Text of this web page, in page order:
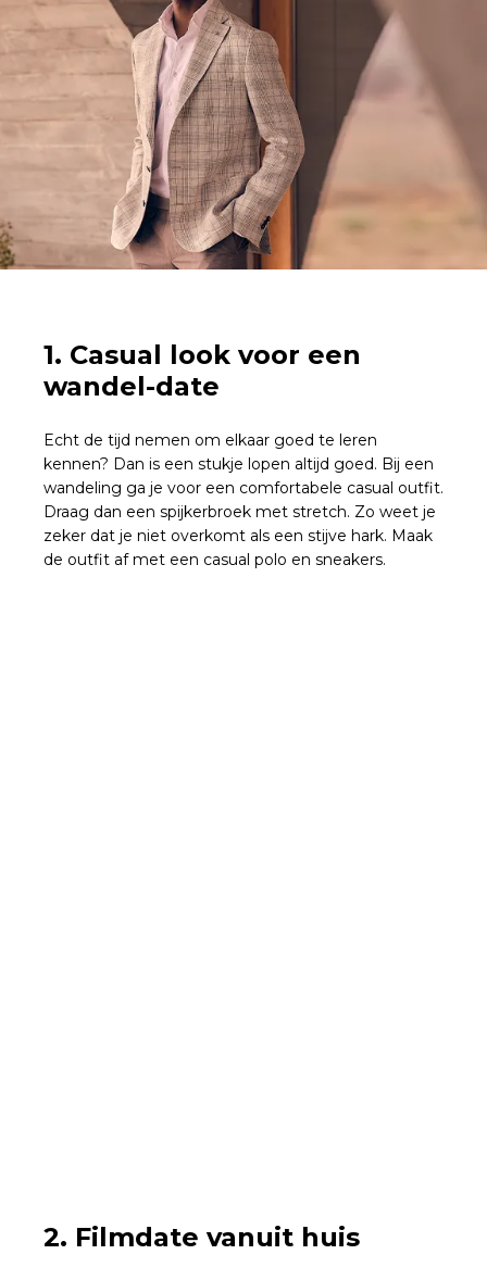
1. Casual look voor een
wandel-date
Echt de tijd nemen om elkaar goed te leren
kennen? Dan is een stukje lopen altijd goed. Bij een
wandeling ga je voor een comfortabele casual outfit.
Draag dan een spijkerbroek met stretch. Zo weet je
zeker dat je niet overkomt als een stijve hark. Maak
de outfit af met een casual polo en sneakers.
2. Filmdate vanuit huis